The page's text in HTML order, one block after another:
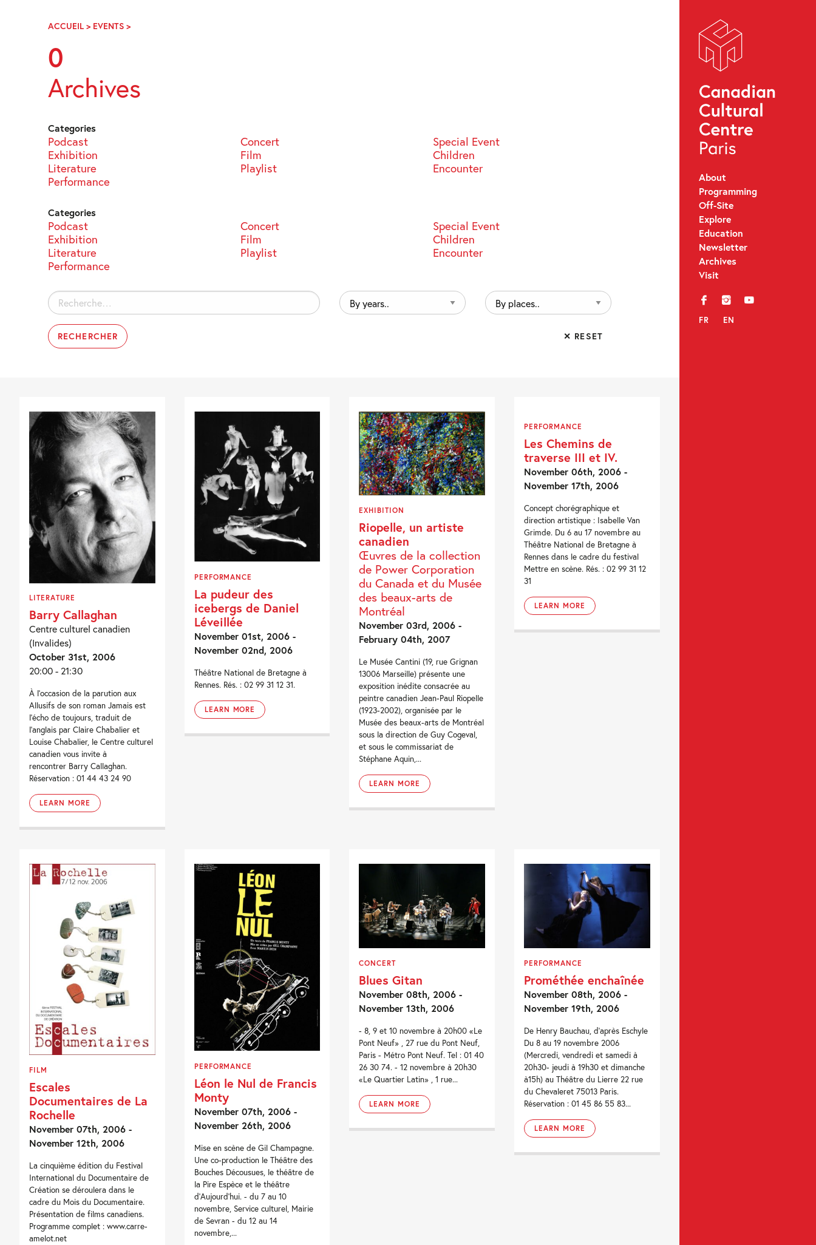
Navigation
About
Programming
Off-Site
Explore
Education
Newsletter
Archives
Visit
f i y
FR EN
ACCUEIL > EVENTS >PAGE
0
Archives
Categories
Podcast Concert
Special Event
Exhibition
Film
Children
Literature
Playlist
Encounter
Performance
Categories
Podcast Concert
Special Event
Exhibition
Film
Children
Literature
Playlist
Encounter
Performance
Rechercher :
By
years..
By
places..
✕ RESET
LITERATURE
Barry Callaghan
Centre culturel canadien
(Invalides)
October 31st, 2006
20:00 - 21:30
À l’occasion de la parution aux
Allusifs de son roman Jamais est
l’écho de toujours, traduit de
l’anglais par Claire Chabalier et
Louise Chabalier, le Centre culturel
canadien vous invite à
rencontrer Barry Callaghan.
Réservation : 01 44 43 24 90
LEARN MORE
PERFORMANCE
La pudeur des
icebergs de Daniel
Léveillée
November 01st, 2006 -
November 02nd, 2006
Théâtre National de Bretagne à
Rennes. Rés. : 02 99 31 12 31.
LEARN MORE
EXHIBITION
Riopelle, un artiste
canadien
Œuvres de la collection
de Power Corporation
du Canada et du Musée
des beaux-arts de
Montréal
November 03rd, 2006 -
February 04th, 2007
Le Musée Cantini (19, rue Grignan
13006 Marseille) présente une
exposition inédite consacrée au
peintre canadien Jean-Paul Riopelle
(1923-2002), organisée par le
Musée des beaux-arts de Montréal
sous la direction de Guy Cogeval,
et sous le commissariat de
Stéphane Aquin,...
LEARN MORE
PERFORMANCE
Les Chemins de
traverse III et IV.
November 06th, 2006 -
November 17th, 2006
Concept chorégraphique et
direction artistique : Isabelle Van
Grimde. Du 6 au 17 novembre au
Théâtre National de Bretagne à
Rennes dans le cadre du festival
Mettre en scène. Rés. : 02 99 31 12
31
LEARN MORE
FILM
Escales
Documentaires de La
Rochelle
November 07th, 2006 -
November 12th, 2006
La cinquième édition du Festival
International du Documentaire de
Création se déroulera dans le
cadre du Mois du Documentaire.
Présentation de films canadiens.
Programme complet : www.carre-
amelot.net
PERFORMANCE
Léon le Nul de Francis
Monty
November 07th, 2006 -
November 26th, 2006
Mise en scène de Gil Champagne.
Une co-production le Théâtre des
Bouches Décousues, le théâtre de
la Pire Espèce et le théâtre
d'Aujourd'hui. - du 7 au 10
novembre, Service culturel, Mairie
de Sevran - du 12 au 14
novembre,...
CONCERT
Blues Gitan
November 08th, 2006 -
November 13th, 2006
- 8, 9 et 10 novembre à 20h00 «Le
Pont Neuf» , 27 rue du Pont Neuf,
Paris - Métro Pont Neuf. Tel : 01 40
26 30 74. - 12 novembre à 20h30
«Le Quartier Latin» , 1 rue...
LEARN MORE
PERFORMANCE
Prométhée enchaînée
November 08th, 2006 -
November 19th, 2006
De Henry Bauchau, d’après Eschyle
Du 8 au 19 novembre 2006
(Mercredi, vendredi et samedi à
20h30- jeudi à 19h30 et dimanche
à15h) au Théâtre du Lierre 22 rue
du Chevaleret 75013 Paris.
Réservation : 01 45 86 55 83...
LEARN MORE